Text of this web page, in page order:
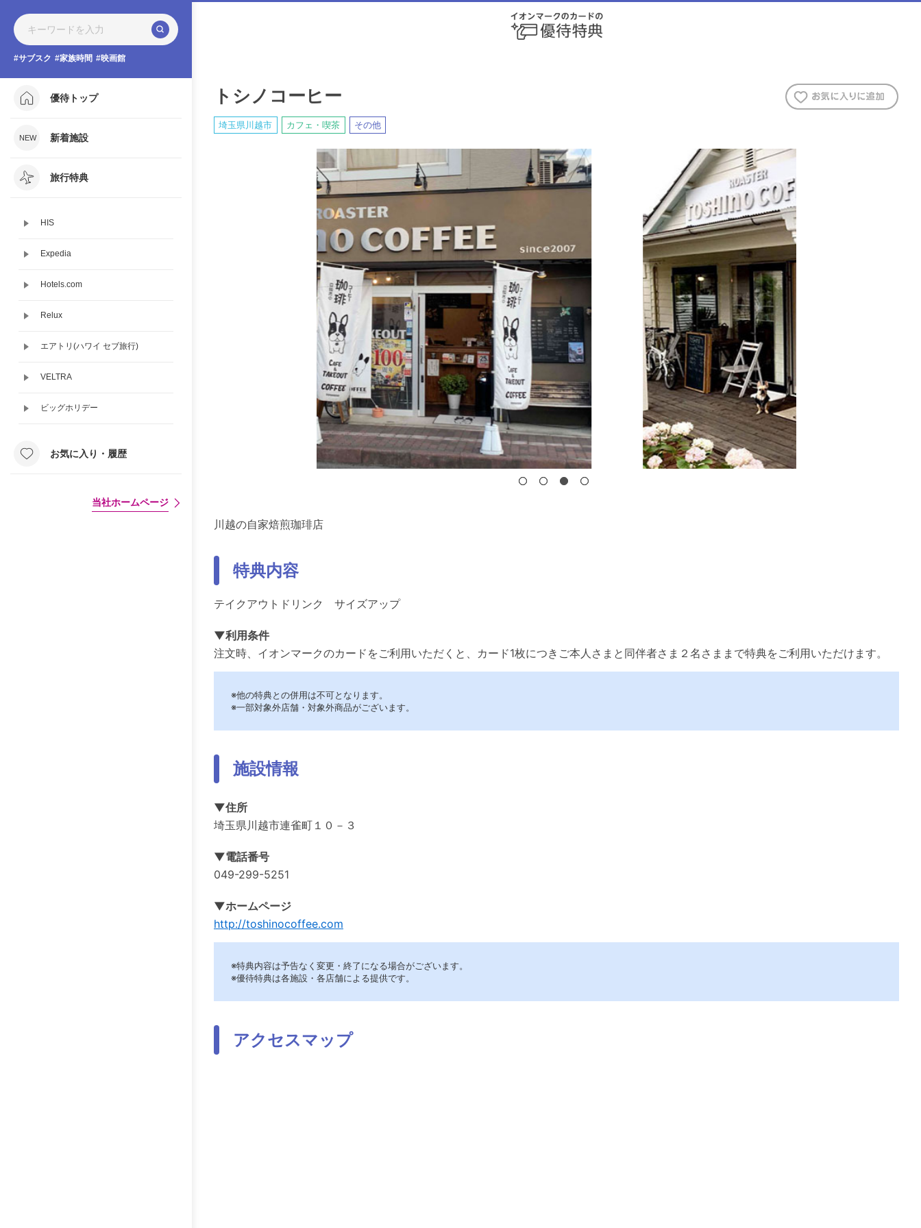
サブスク 家族時間 映画館
優待トップ
新着施設
旅行特典
HIS
Expedia
Hotels.com
Relux
エアトリ(ハワイ セブ旅行)
VELTRA
ビッグホリデー
お気に入り・履歴
当社ホームページ
トシノコーヒー
埼玉県川越市 カフェ・喫茶 その他
川越の自家焙煎珈琲店
特典内容
テイクアウトドリンク サイズアップ
▼利用条件
注文時、イオンマークのカードをご利用いただくと、カード1枚につきご本人さまと同伴者さま２名さままで特典をご利用いただけます。
※他の特典との併用は不可となります。
※一部対象外店舗・対象外商品がございます。
施設情報
▼住所
埼玉県川越市連雀町１０－３
▼電話番号
049-299-5251
▼ホームページ
http://toshinocoffee.com
※特典内容は予告なく変更・終了になる場合がございます。
※優待特典は各施設・各店舗による提供です。
アクセスマップ